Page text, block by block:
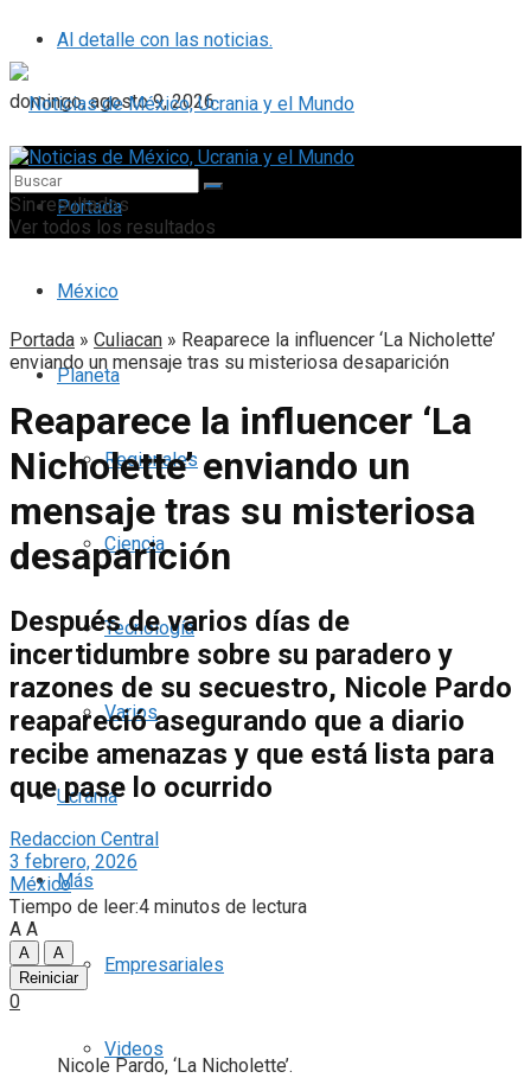
Al detalle con las noticias.
domingo, agosto 9, 2026
Portada
México
Planeta
Regionales
Ciencia
Tecnología
Varios
Ucrania
Más
Empresariales
Videos
Sin resultados
Ver todos los resultados
Portada » Culiacan » Reaparece la influencer ‘La Nicholette’
enviando un mensaje tras su misteriosa desaparición
Reaparece la influencer ‘La
Nicholette’ enviando un
mensaje tras su misteriosa
desaparición
Después de varios días de
incertidumbre sobre su paradero y
razones de su secuestro, Nicole Pardo
reapareció asegurando que a diario
recibe amenazas y que está lista para
que pase lo ocurrido
Redaccion Central
3 febrero, 2026
México
Tiempo de leer:4 minutos de lectura
A A
A
A
Reiniciar
0
Nicole Pardo, ‘La Nicholette’.